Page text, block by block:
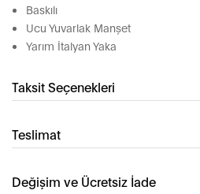
Baskılı
Ucu Yuvarlak Manşet
Yarım İtalyan Yaka
Taksit Seçenekleri
Teslimat
Değişim ve Ücretsiz İade